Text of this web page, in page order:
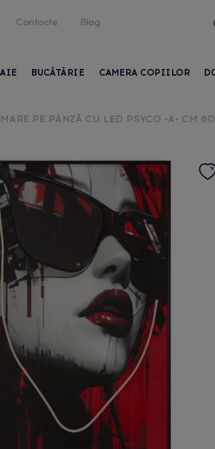
Contacte Blog
BUCĂTĂRIE CAMERA COPIILOR
PE PÂNZĂ CU LED PSYCO -A- CM